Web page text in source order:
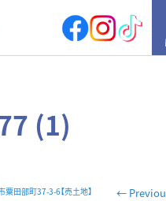
(1)
粟田部町37-3-6【売土地】 ←